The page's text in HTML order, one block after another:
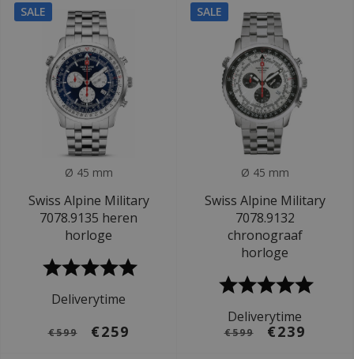
SALE
Ø 45 mm
Swiss Alpine Military
7078.9135 heren
horloge
Deliverytime
€599 €259
SALE
Ø 45 mm
Swiss Alpine Military
7078.9132
chronograaf
horloge
Deliverytime
€599 €239